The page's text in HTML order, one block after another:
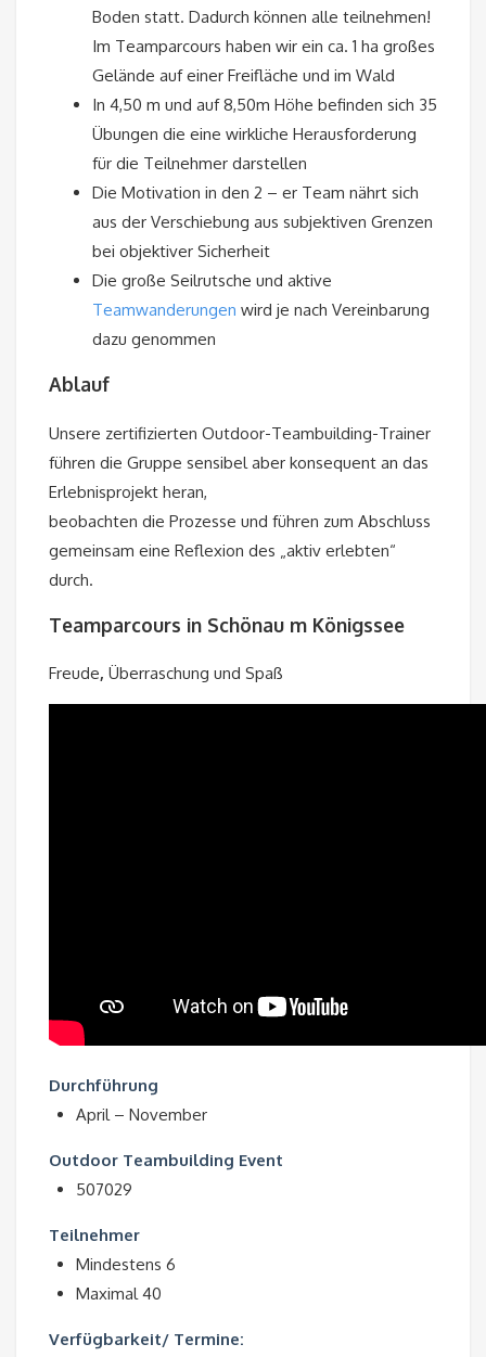
Boden statt. Dadurch können alle teilnehmen!
Im Teamparcours haben wir ein ca. 1 ha großes
Gelände auf einer Freifläche und im Wald
In 4,50 m und auf 8,50m Höhe befinden sich 35
Übungen die eine wirkliche Herausforderung
für die Teilnehmer darstellen
Die Motivation in den 2 – er Team nährt sich
aus der Verschiebung aus subjektiven Grenzen
bei objektiver Sicherheit
Die große Seilrutsche und aktive
Teamwanderungen wird je nach Vereinbarung
dazu genommen
Ablauf
Unsere zertifizierten Outdoor-Teambuilding-Trainer
führen die Gruppe sensibel aber konsequent an das
Erlebnisprojekt heran,
beobachten die Prozesse und führen zum Abschluss
gemeinsam eine Reflexion des „aktiv erlebten“
durch.
Teamparcours in Schönau m Königssee
Freude, Überraschung und Spaß
Durchführung
April – November
Outdoor Teambuilding Event
507029
Teilnehmer
Mindestens 6
Maximal 40
Verfügbarkeit/ Termine: